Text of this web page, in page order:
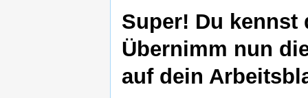
Super! Du
Übernimm nun
auf dein